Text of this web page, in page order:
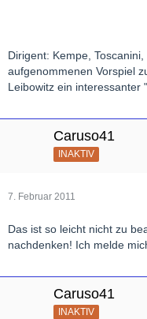
Dirigent: Kempe,
aufgenommenen Vorspiel
Leibowitz ein interessanter
Caruso41
INAKTIV
7. Februar 2011
Das ist so leicht nicht zu
nachdenken! Ich melde
Caruso41
INAKTIV